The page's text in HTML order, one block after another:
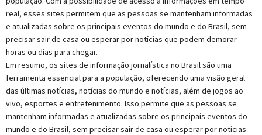
real, esses sites permitem que as pessoas se mantenham informadas
e atualizadas sobre os principais eventos do mundo e do Brasil, sem
precisar sair de casa ou esperar por notícias que podem demorar
horas ou dias para chegar.
Em resumo, os sites de informação jornalística no Brasil são uma
ferramenta essencial para a população, oferecendo uma visão geral
das últimas notícias, notícias do mundo e notícias, além de jogos ao
vivo, esportes e entretenimento. Isso permite que as pessoas se
mantenham informadas e atualizadas sobre os principais eventos do
mundo e do Brasil, sem precisar sair de casa ou esperar por notícias